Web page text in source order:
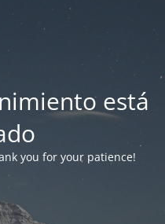
está
you for your patience!